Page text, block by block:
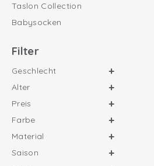
Taslon Collection
Babysocken
Filter
Geschlecht
Alter
Preis
Farbe
Material
Saison